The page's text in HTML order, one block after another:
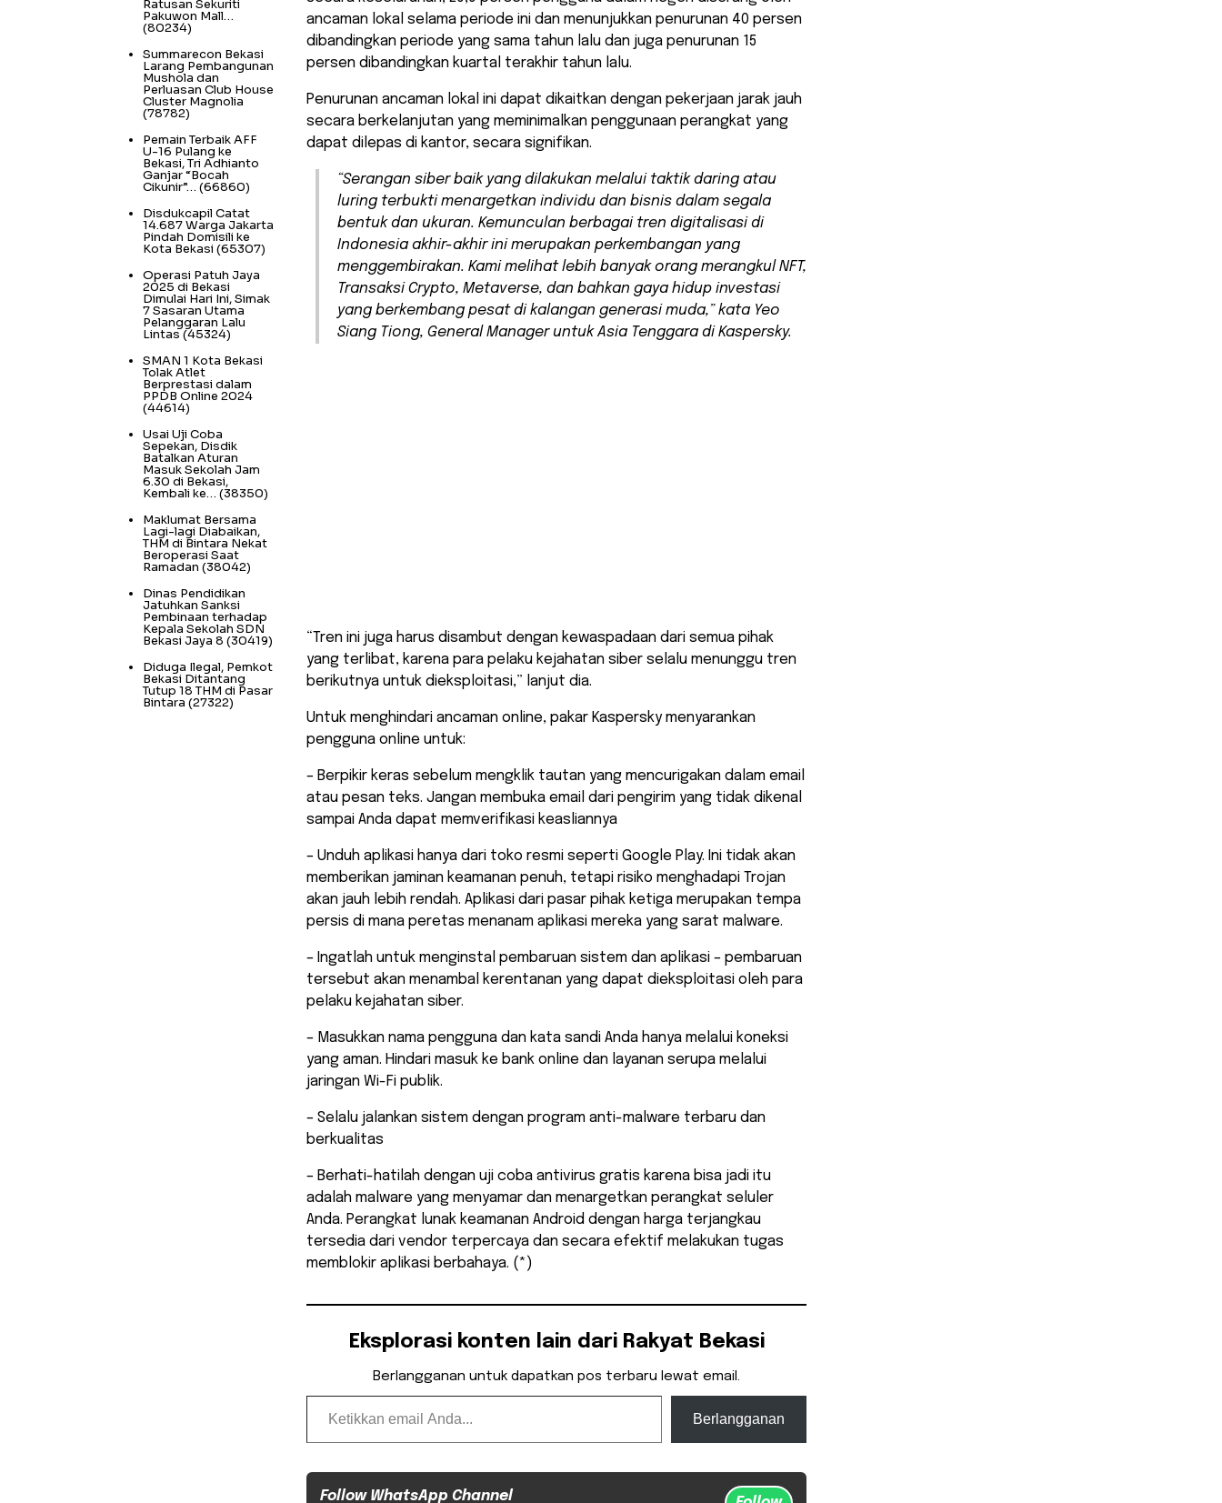
ancaman lokal selama periode ini dan menunjukkan penurunan 40 persen
dibandingkan periode yang sama tahun lalu dan juga penurunan 15
persen dibandingkan kuartal terakhir tahun lalu.
Penurunan ancaman lokal ini dapat dikaitkan dengan pekerjaan jarak jauh
secara berkelanjutan yang meminimalkan penggunaan perangkat yang
dapat dilepas di kantor, secara signifikan.
“Serangan siber baik yang dilakukan melalui taktik daring atau
luring terbukti menargetkan individu dan bisnis dalam segala
bentuk dan ukuran. Kemunculan berbagai tren digitalisasi di
Indonesia akhir-akhir ini merupakan perkembangan yang
menggembirakan. Kami melihat lebih banyak orang merangkul NFT,
Transaksi Crypto, Metaverse, dan bahkan gaya hidup investasi
yang berkembang pesat di kalangan generasi muda,” kata Yeo
Siang Tiong, General Manager untuk Asia Tenggara di Kaspersky.
“Tren ini juga harus disambut dengan kewaspadaan dari semua pihak
yang terlibat, karena para pelaku kejahatan siber selalu menunggu tren
berikutnya untuk dieksploitasi,” lanjut dia.
Untuk menghindari ancaman online, pakar Kaspersky menyarankan
pengguna online untuk:
– Berpikir keras sebelum mengklik tautan yang mencurigakan dalam email
atau pesan teks. Jangan membuka email dari pengirim yang tidak dikenal
sampai Anda dapat memverifikasi keasliannya
– Unduh aplikasi hanya dari toko resmi seperti Google Play. Ini tidak akan
memberikan jaminan keamanan penuh, tetapi risiko menghadapi Trojan
akan jauh lebih rendah. Aplikasi dari pasar pihak ketiga merupakan tempa
persis di mana peretas menanam aplikasi mereka yang sarat malware.
– Ingatlah untuk menginstal pembaruan sistem dan aplikasi – pembaruan
tersebut akan menambal kerentanan yang dapat dieksploitasi oleh para
pelaku kejahatan siber.
– Masukkan nama pengguna dan kata sandi Anda hanya melalui koneksi
yang aman. Hindari masuk ke bank online dan layanan serupa melalui
jaringan Wi-Fi publik.
– Selalu jalankan sistem dengan program anti-malware terbaru dan
berkualitas
– Berhati-hatilah dengan uji coba antivirus gratis karena bisa jadi itu
adalah malware yang menyamar dan menargetkan perangkat seluler
Anda. Perangkat lunak keamanan Android dengan harga terjangkau
tersedia dari vendor terpercaya dan secara efektif melakukan tugas
memblokir aplikasi berbahaya. (*)
Eksplorasi konten lain dari Rakyat Bekasi
Berlangganan untuk dapatkan pos terbaru lewat email.
Ketikkan email Anda...
Berlangganan
Follow WhatsApp Channel
Ratusan Sekuriti
Pakuwon Mall…
(80234)
Summarecon Bekasi
Larang Pembangunan
Mushola dan
Perluasan Club House
Cluster Magnolia
(78782)
Pemain Terbaik AFF
U-16 Pulang ke
Bekasi, Tri Adhianto
Ganjar “Bocah
Cikunir”… (66860)
Disdukcapil Catat
14.687 Warga Jakarta
Pindah Domisili ke
Kota Bekasi (65307)
Operasi Patuh Jaya
2025 di Bekasi
Dimulai Hari Ini, Simak
7 Sasaran Utama
Pelanggaran Lalu
Lintas(45324)
SMAN 1 Kota Bekasi
Tolak Atlet
Berprestasi dalam
PPDB Online 2024
(44614)
Usai Uji Coba
Sepekan, Disdik
Batalkan Aturan
Masuk Sekolah Jam
6.30 di Bekasi,
Kembali ke… (38350)
Maklumat Bersama
Lagi-lagi Diabaikan,
THM di Bintara Nekat
Beroperasi Saat
Ramadan (38042)
Dinas Pendidikan
Jatuhkan Sanksi
Pembinaan terhadap
Kepala Sekolah SDN
Bekasi Jaya 8 (30419)
Diduga Ilegal, Pemkot
Bekasi Ditantang
Tutup 18 THM di Pasar
Bintara (27322)